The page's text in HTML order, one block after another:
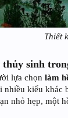
Thiết
thủy sinh
lựa chọnlàm
kiểu khác
nhỏ hẹp, một